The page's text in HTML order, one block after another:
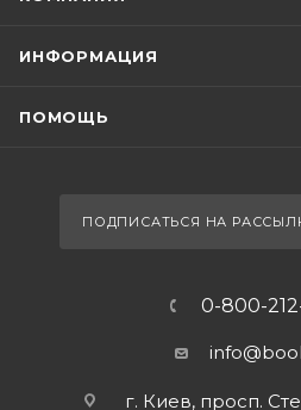
ИНФОРМАЦИЯ
ПОМОЩЬ
ПОДПИСАТЬСЯ НА
0-800-
г. Киев, просп.